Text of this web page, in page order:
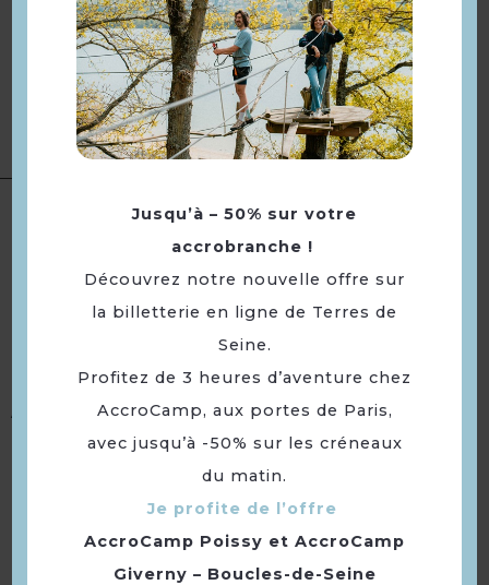
Ouverture
Ouvert dès 20h les soirs de
représentation et 1h avant les
représentations en semaine.
Accueil téléphonique du lundi
au vendredi de 10h à 13h et 14h
à 18h.
Accueil
Publics :
Accueil de groupes scolaires ·
Enfants de 3 à 5 ans · Jeunes de
13 à 17 ans · Tarif spécial pour
demandeurs d'emploi · Cycle 3 :
Cycle 3 : collège (6ème) · Tarif
spécial pour personnes
handicapées · Cycle 4 : collège
(5ème , 4ème , 3ème) · Spécial
adolescents · Enseignement
supérieur · Tarif spécial pour
étudiants
Jusqu’à – 50% sur votre
accrobranche !
Découvrez notre nouvelle offre sur
la billetterie en ligne de Terres de
Seine.
Profitez de 3 heures d’aventure chez
AccroCamp, aux portes de Paris,
avec jusqu’à -50% sur les créneaux
du matin.
Je profite de l’offre
AccroCamp Poissy et AccroCamp
Giverny – Boucles-de-Seine